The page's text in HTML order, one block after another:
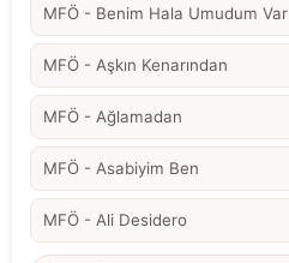
MFÖ - Benim Hala Umudum Var
MFÖ - Aşkın Kenarından
MFÖ - Ağlamadan
MFÖ - Asabiyim Ben
MFÖ - Ali Desidero